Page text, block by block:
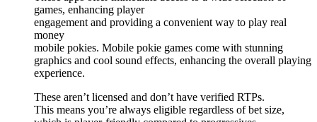
games, enhancing player
engagement and providing a convenient way to play real
money
mobile pokies. Mobile pokie games come with stunning
graphics and cool sound effects, enhancing the overall playing
experience.
These aren’t licensed and don’t have verified RTPs.
This means you’re always eligible regardless of bet size,